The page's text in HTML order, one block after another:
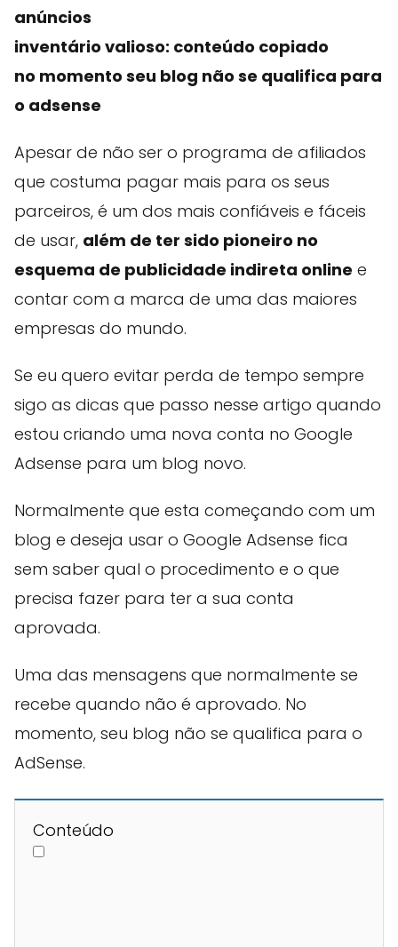
anúncios
inventário valioso: conteúdo copiado
no momento seu blog não se qualifica para
o adsense
Apesar de não ser o programa de afiliados
que costuma pagar mais para os seus
parceiros, é um dos mais confiáveis e fáceis
de usar, além de ter sido pioneiro no
esquema de publicidade indireta online e
contar com a marca de uma das maiores
empresas do mundo.
Se eu quero evitar perda de tempo sempre
sigo as dicas que passo nesse artigo quando
estou criando uma nova conta no Google
Adsense para um blog novo.
Normalmente que esta começando com um
blog e deseja usar o Google Adsense fica
sem saber qual o procedimento e o que
precisa fazer para ter a sua conta
aprovada.
Uma das mensagens que normalmente se
recebe quando não é aprovado. No
momento, seu blog não se qualifica para o
AdSense.
Conteúdo